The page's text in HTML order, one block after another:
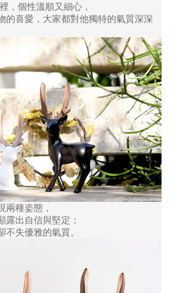
，個性溫順又細心，
的喜愛，大家都對他獨特的氣質深深
兩種姿態，
露出自信與堅定；
失優雅的氣質。